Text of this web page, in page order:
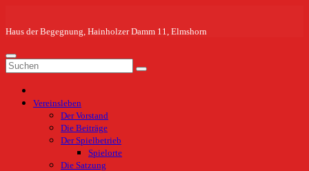
springen
Haus der Begegnung, Hainholzer Damm 11, Elmshorn
Vereinsleben
Der Vorstand
Die Beiträge
Der Spielbetrieb
Spielorte
Die Satzung